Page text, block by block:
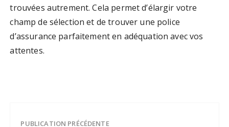
trouvées autrement. Cela permet d’élargir votre
champ de sélection et de trouver une police
d’assurance parfaitement en adéquation avec vos
attentes.
PUBLICATION PRÉCÉDENTE